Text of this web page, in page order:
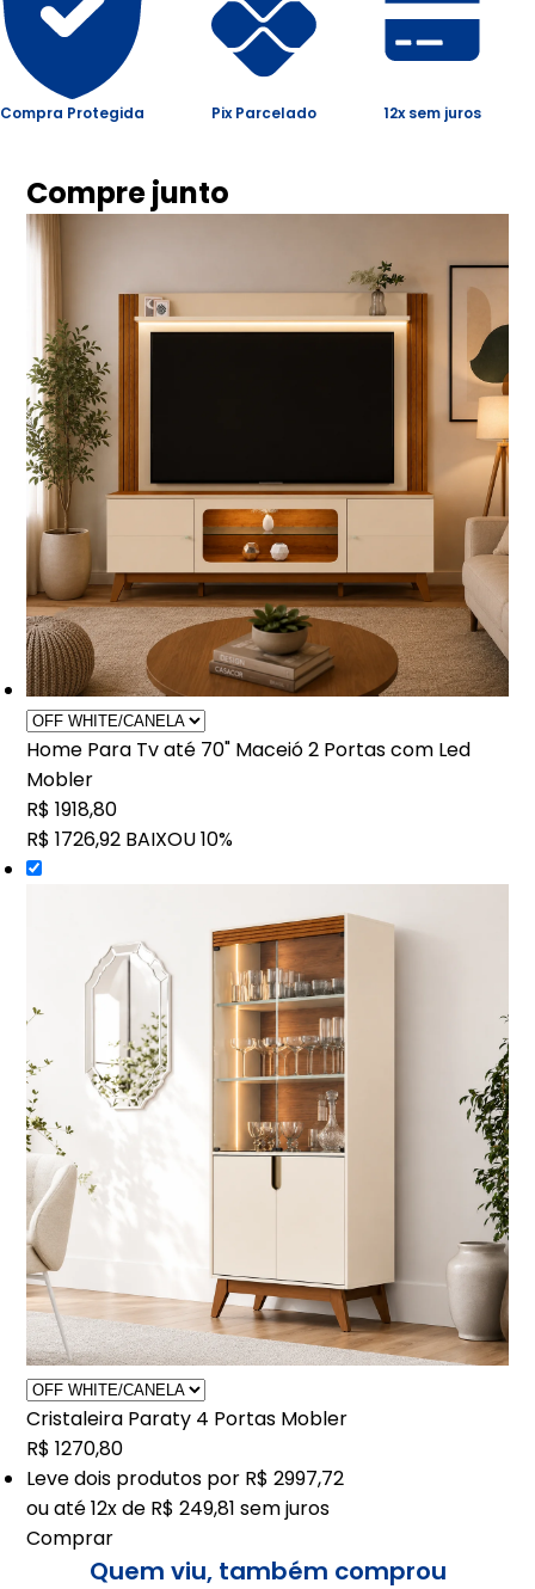
Compra Protegida Pix Parcelado 12x sem juros
Compre junto
Home Para Tv até 70" Maceió 2 Portas com Led
Mobler
R$ 1918,80
R$ 1726,92 BAIXOU 10%
Cristaleira Paraty 4 Portas Mobler
R$ 1270,80
Levedois produtos por R$ 2997,72
ou até12x de R$ 249,81 sem juros
Comprar
Quem viu, também comprou